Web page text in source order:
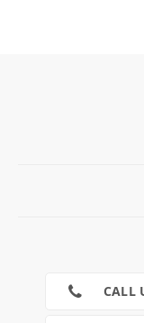
CALL